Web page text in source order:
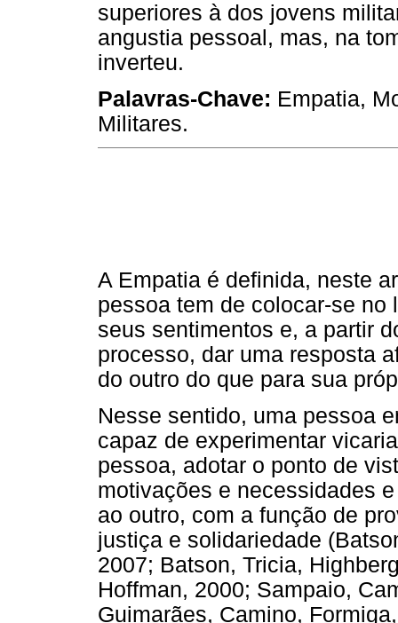
superiores à dos jovens
angustia pessoal, mas, na
inverteu.
Palavras-Chave: Empatia,
Militares.
A Empatia é definida, neste
pessoa tem de colocar-se no
seus sentimentos e, a partir
processo, dar uma resposta
do outro do que para sua
Nesse sentido, uma pessoa
capaz de experimentar
pessoa, adotar o ponto de
motivações e necessidades
ao outro, com a função de
justiça e solidariedade
2007; Batson, Tricia,
Hoffman, 2000; Sampaio,
Guimarães, Camino,